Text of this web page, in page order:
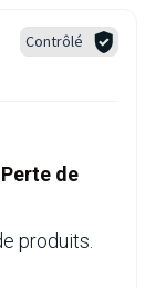
Contrôlé
de
produits.